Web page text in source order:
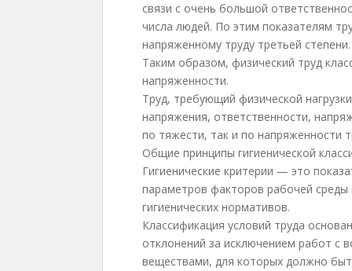
связи с очень большой
числа людей. По этим показателям
напряженному труду третьей степени.
Таким образом, физический труд
напряженности.
Труд, требующий физической
напряжения, ответственности,
по тяжести, так и по напряженности
Общие принципы гигиенической
Гигиенические критерии — это
параметров факторов рабочей
гигиенических нормативов.
Классификация условий труда
отклонений за исключением работ с
веществами, для которых должно